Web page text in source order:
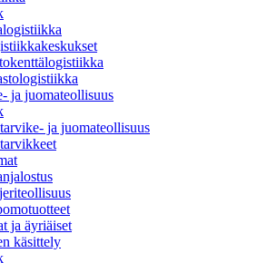
ja juomateollisuus
ja juomateollisuus
ja äyriäiset
käsittely